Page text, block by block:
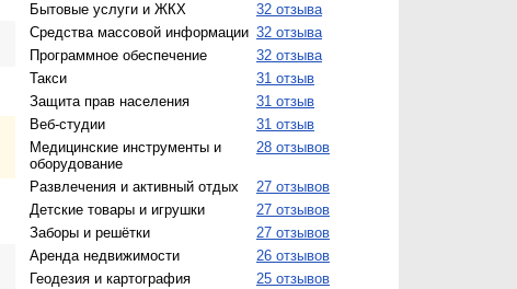
Бытовые услуги и ЖКХ
32 отзыва
Средства массовой информации 32 отзыва
Программное обеспечение
32 отзыва
Такси
31 отзыв
Защита прав населения
31 отзыв
Веб-студии
31 отзыв
Медицинские инструменты и
оборудование
28 отзывов
Развлечения и активный отдых
27 отзывов
Детские товары и игрушки
27 отзывов
Заборы и решётки
27 отзывов
Аренда недвижимости
26 отзывов
Геодезия и картография
25 отзывов